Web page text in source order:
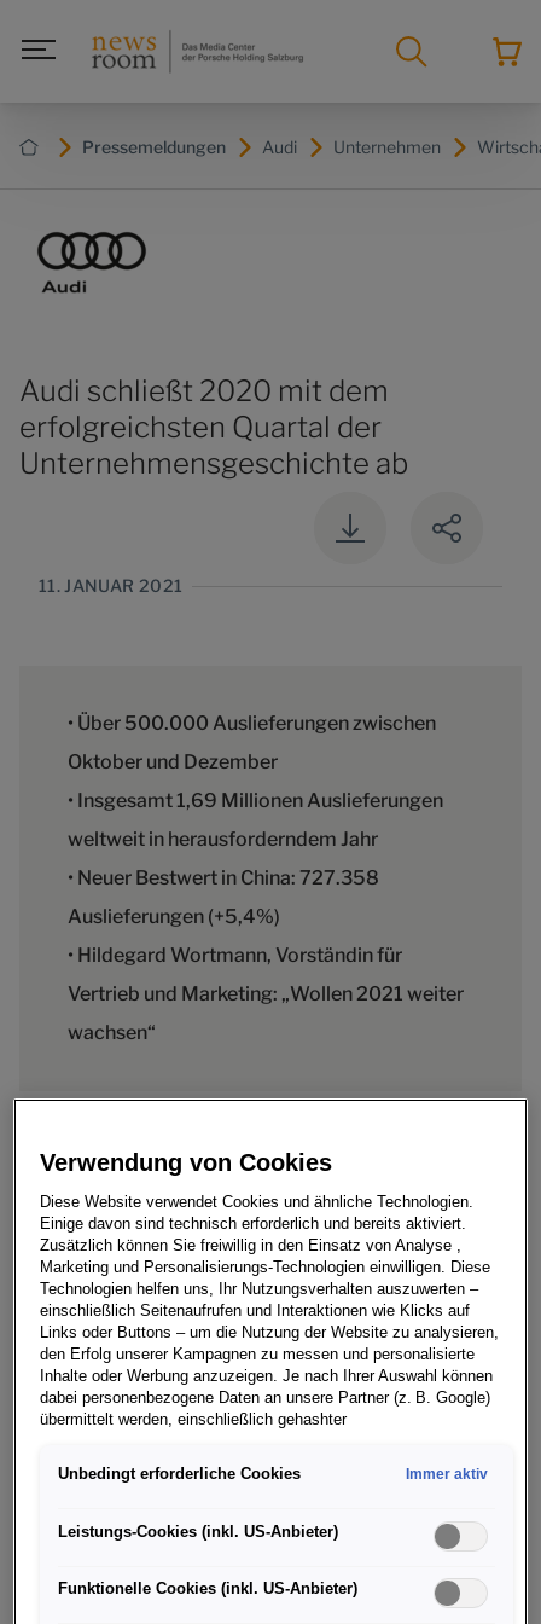
Pressemeldungen Audi Unternehmen
Audi schließt 2020 mit dem
erfolgreichsten Quartal der
Unternehmensgeschichte ab
11. JANUAR 2021
• Über 500.000 Auslieferungen zwischen
Oktober und Dezember
• Insgesamt 1,69 Millionen Auslieferungen
weltweit in herausforderndem Jahr
• Neuer Bestwert in China: 727.358
Auslieferungen (+5,4%)
• Hildegard Wortmann, Vorständin für
Vertrieb und Marketing: „Wollen 2021 weiter
wachsen“
Mit dem erfolgreichsten Quartal der
Unternehmensgeschichte hat die AUDI AG das Jahr
2020 bei den Auslieferungen abgeschlossen: Zwischen
Oktober und Dezember übergab das Unternehmen
505.583 Autos an Kunden – zum ersten Mal mehr als
eine halbe Million in einem Quartal. In einem
herausfordernden Jahr, das weltweit von
Einschränkungen durch die Corona-Pandemie geprägt
war, lieferte Audi insgesamt 1.692.773 Modelle aus, ein
Rückgang von 8,3 Prozent gegenüber dem Vorjahr. In
Auslieferungen (+5,4 Prozent) dennoch einen neuen
„Zur Mitte des vergangenen Jahres sind wir dank einer
sehr starken internationalen Teamleistung mit Schwung
Verwendung von Cookies
Diese Website verwendet Cookies und ähnliche Technologien.
Einige davon sind technisch erforderlich und bereits aktiviert.
Zusätzlich können Sie freiwillig in den Einsatz von Analyse ,
Marketing und Personalisierungs-Technologien einwilligen. Diese
Technologien helfen uns, Ihr Nutzungsverhalten auszuwerten –
einschließlich Seitenaufrufen und Interaktionen wie Klicks auf
Links oder Buttons – um die Nutzung der Website zu analysieren,
den Erfolg unserer Kampagnen zu messen und personalisierte
Inhalte oder Werbung anzuzeigen. Je nach Ihrer Auswahl können
dabei personenbezogene Daten an unsere Partner (z. B. Google)
übermittelt werden, einschließlich gehashter
(z. B. E Mail Adresse oder Telefonnummer).
Dienste der Google Ireland Ltd., die personenbezogene Daten an
die Google LLC in den USA weiterleiten kann. In den USA besteht
und eingeschränkte Rechtsschutzmöglichkeiten können nicht
Unbedingt erforderliche Cookies Immer aktiv
Leistungs-Cookies (inkl. US-Anbieter)
Funktionelle Cookies (inkl. US-Anbieter)